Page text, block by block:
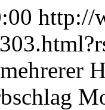
http://